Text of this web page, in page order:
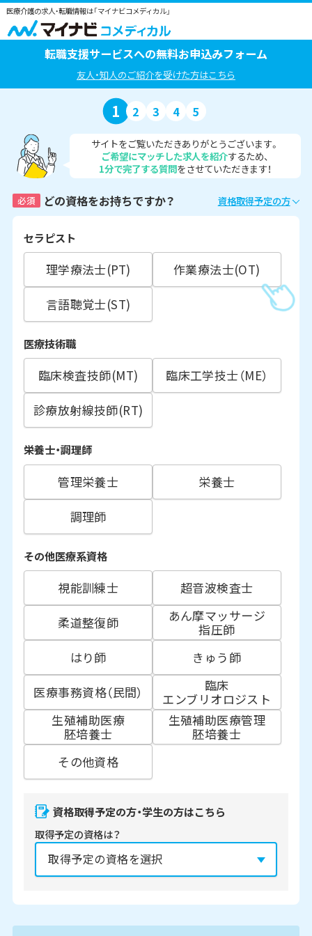
医療介護の求人・転職情報は「マイナビコメディカル」
転職支援サービスへの無料お申込みフォーム
友人・知人のご紹介を受けた方はこちら
1 2 3 4 5
サイトをご覧いただきありがとうございます。
ご希望にマッチした求人を紹介するため、
1分で完了する質問をさせていただきます！
必須 どの資格をお持ちですか？ 資格取得予定の方
セラピスト
理学療法士(PT)
作業療法士(OT)
言語聴覚士(ST)
医療技術職
臨床検査技師(MT)
臨床工学技士（ME）
診療放射線技師(RT)
栄養士・調理師
管理栄養士
栄養士
調理師
その他医療系資格
視能訓練士
超音波検査士
柔道整復師
あん摩マッサージ
指圧師
はり師
きゅう師
医療事務資格（民間）
臨床
エンブリオロジスト
生殖補助医療
胚培養士
生殖補助医療管理
胚培養士
その他資格
資格取得予定の方・学生の方はこちら
取得予定の資格は？
2027年 2028年 2029年 3月